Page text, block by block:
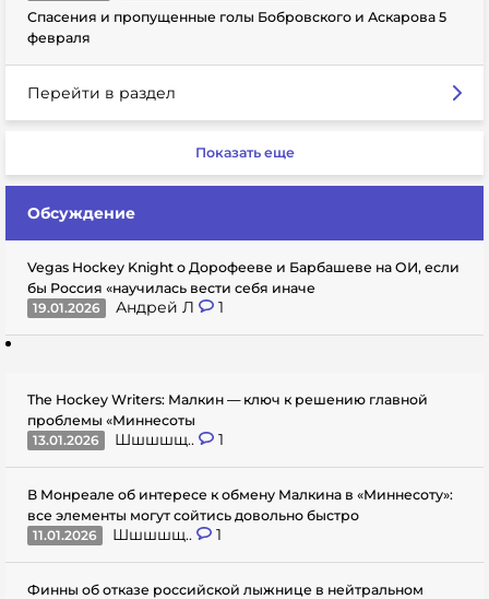
Спасения и пропущенные голы Бобровского и Аскарова 5
февраля
Перейти в раздел
Показать еще
Обсуждение
Vegas Hockey Knight о Дорофееве и Барбашеве на ОИ, если
бы Россия «научилась вести себя иначе
19.01.2026
Андрей Л 1
The Hockey Writers: Малкин — ключ к решению главной
проблемы «Миннесоты
13.01.2026
Шшшшщ.. 1
В Монреале об интересе к обмену Малкина в «Миннесоту»:
все элементы могут сойтись довольно быстро
11.01.2026
Шшшшщ.. 1
Финны об отказе российской лыжнице в нейтральном